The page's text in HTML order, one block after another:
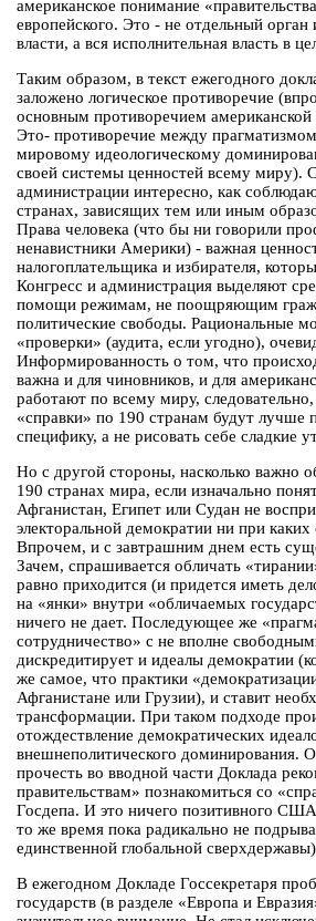
американское понимание
европейского. Это - не отдельный орган
власти, а вся исполнительная власть в
Таким образом, в текст ежегодного
заложено логическое противоречие
основным противоречием
Это- противоречие между
мировому идеологическому
своей системы ценностей всему миру).
администрации интересно, как
странах, зависящих тем или иным
Права человека (что бы ни говорили
ненавистники Америки) - важная
налогоплательщика и избирателя,
Конгресс и администрация выделяют
помощи режимам, не поощряющим
политические свободы. Рациональные
«проверки» (аудита, если угодно),
Информированность о том, что
важна и для чиновников, и для
работают по всему миру,
«справки» по 190 странам будут лучше
специфику, а не рисовать себе сладкие
Но с другой стороны, насколько важно
190 странах мира, если изначально
Афганистан, Египет или Судан не
электоральной демократии ни при каких
Впрочем, и с завтрашним днем есть
Зачем, спрашивается обличать
равно приходится (и придется иметь
на «янки» внутри «обличаемых
ничего не дает. Последующее же
сотрудничество» с не вполне
дискредитирует и идеалы демократии
же самое, что практики
Афганистане или Грузии), и ставит
трансформации. При таком подходе
отождествление демократических
внешнеполитического доминирования.
прочесть во вводной части Доклада
правительствам» познакомиться со
Госдепа. И это ничего позитивного
то же время пока радикально не
единственной глобальной
В ежегодном Докладе Госсекретаря
государств (в разделе «Европа и